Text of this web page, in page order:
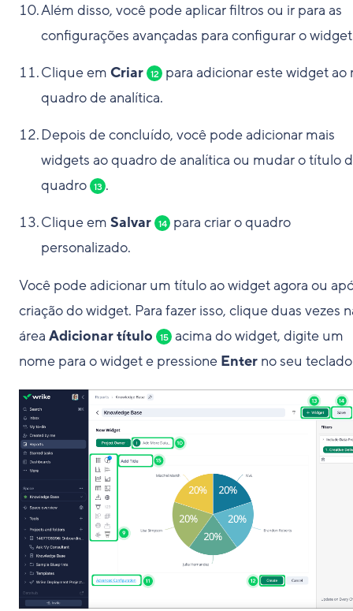
Além disso, você pode aplicar filtros ou ir para as
configurações avançadas para configurar o
Clique em Criar 12
para adicionar este widget ao
quadro de analítica.
Depois de concluído, você pode adicionar mais
widgets ao quadro de analítica ou mudar o título
quadro 13 .
Clique em Salvar 14 para criar o quadro
personalizado.
Você pode adicionar um título ao widget agora ou
criação do widget. Para fazer isso, clique duas vezes
área Adicionar título 15 acima do widget, digite um
nome para o widget e pressione Enter no seu